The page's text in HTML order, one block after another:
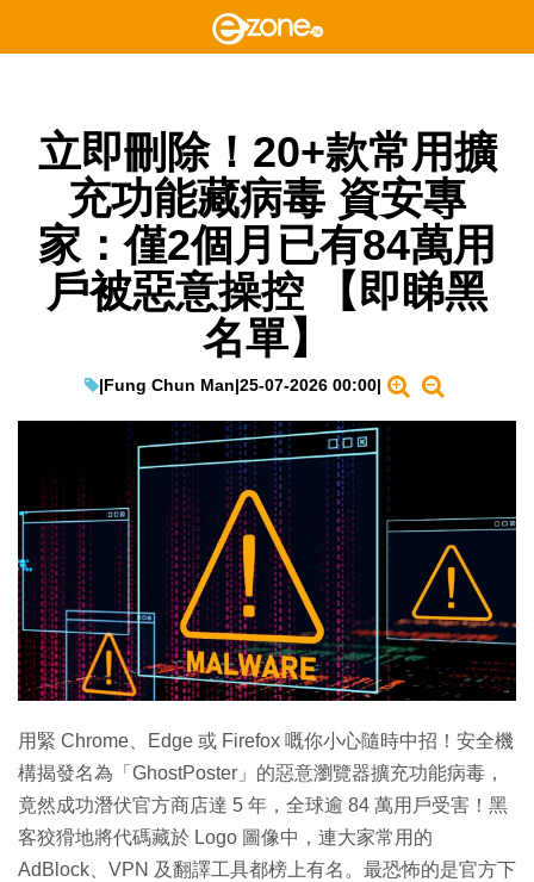
立即刪除！20+款常用擴
充功能藏病毒 資安專
家：僅2個月已有84萬用
戶被惡意操控 【即睇黑
名單】
|Fung Chun Man|25-07-2026 00:00|
用緊 Chrome、Edge 或 Firefox 嘅你小心隨時中招！安全機
構揭發名為「GhostPoster」的惡意瀏覽器擴充功能病毒，
竟然成功潛伏官方商店達 5 年，全球逾 84 萬用戶受害！黑
客狡猾地將代碼藏於 Logo 圖像中，連大家常用的
AdBlock、VPN 及翻譯工具都榜上有名。最恐怖的是官方下